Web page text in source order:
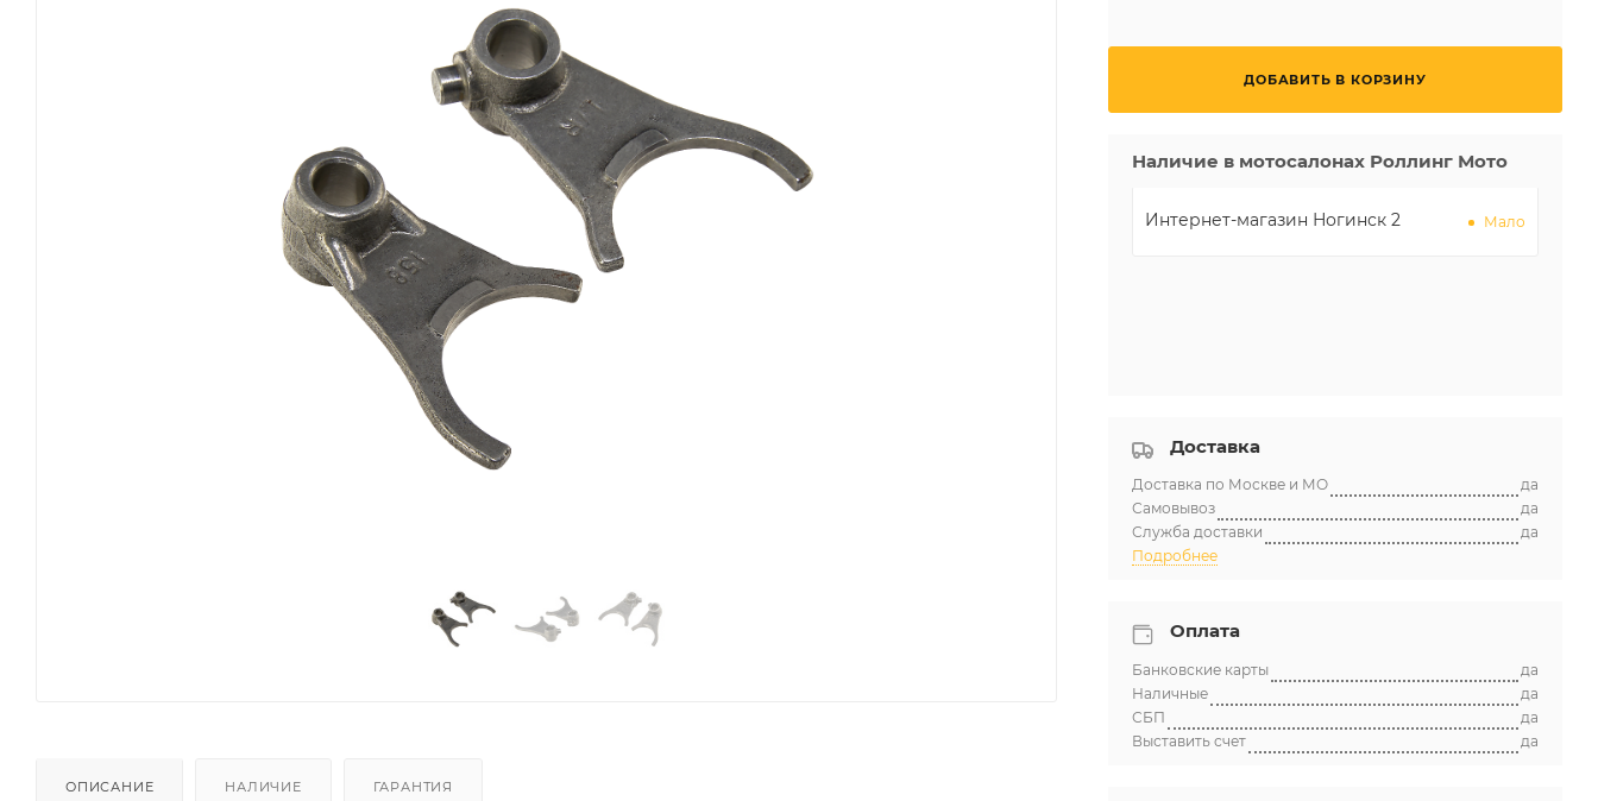
ОПИСАНИЕ НАЛИЧИЕ ГАРАНТИЯ
ДОБАВИТЬ В КОРЗИНУ
Наличие в мотосалонах Роллинг Мото
Интернет-магазин Ногинск 2 Мало
Доставка
Доставка по Москве и МО
да
Самовывоз
да
Служба доставки
да
Подробнее
Оплата
Банковские карты
да
Наличные
да
СБП
да
Выставить счет
да